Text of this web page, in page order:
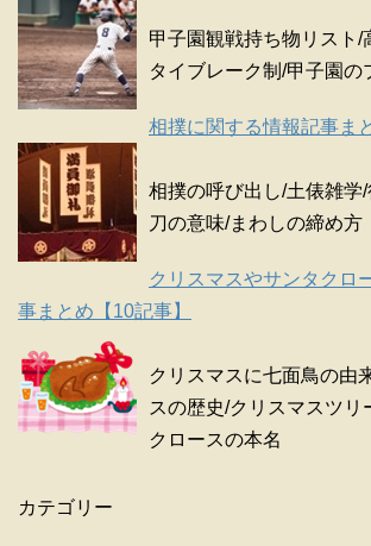
甲子園観戦持ち物リスト/
タイブレーク制/甲子園の
相撲に関する情報記事ま
相撲の呼び出し/土俵雑学
刀の意味/まわしの締め方
クリスマスやサンタクロ
事まとめ【10記事】
クリスマスに七面鳥の由
スの歴史/クリスマスツリ
クロースの本名
カテゴリー